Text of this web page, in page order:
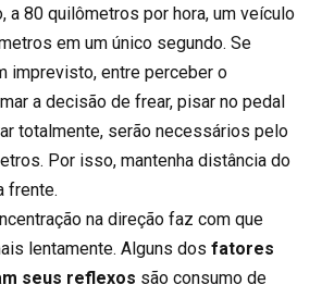
a 80 quilômetros por hora, um veículo
em um único segundo. Se
imprevisto, entre perceber o
a decisão de frear, pisar no pedal
totalmente, serão necessários pelo
Por isso, mantenha distância do
frente.
na direção faz com que
lentamente. Alguns dos fatores
seus reflexos são consumo de